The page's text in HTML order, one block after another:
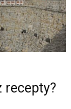
recepty?